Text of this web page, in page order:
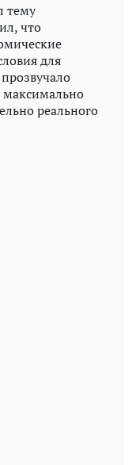
тему
что
для
максимально
реального